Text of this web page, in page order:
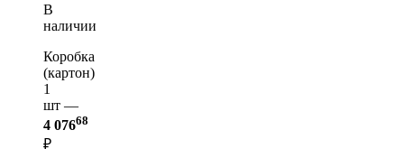
В
наличии
Коробка
(картон)
1
шт —
4 07668
₽